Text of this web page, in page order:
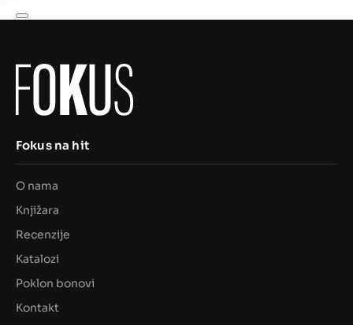
Fokus na hit
O nama
Knjižara
Recenzije
Katalozi
Poklon bonovi
Kontakt